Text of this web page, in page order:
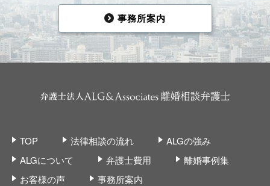
事務所案内
TOP 法律相談の流れ
ALGの強み
ALGについて
弁護士費用
離婚事例集
お客様の声
事務所案内